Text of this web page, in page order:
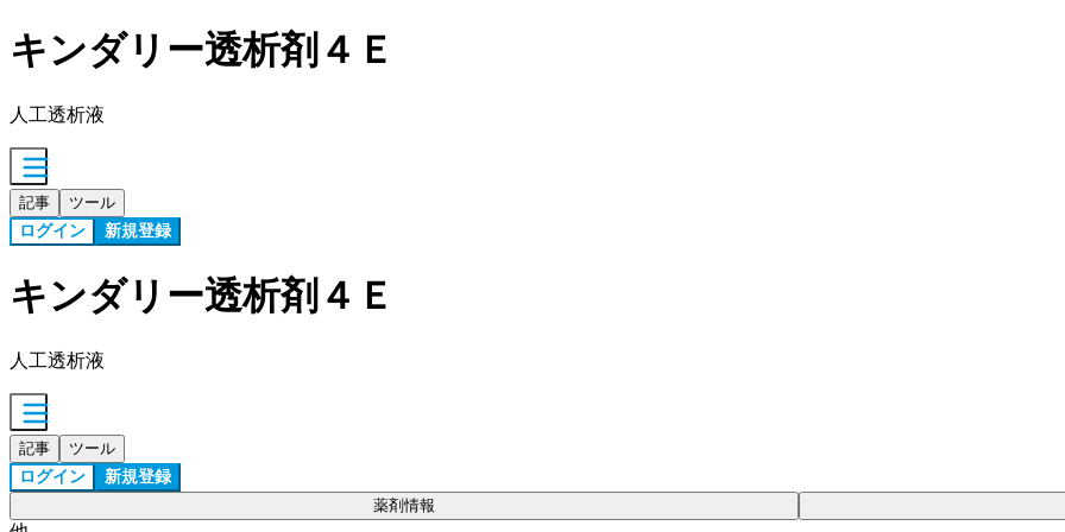
キンダリー透析剤４Ｅ
人工透析液
記事 ツール
ログイン 新規登録
キンダリー透析剤４Ｅ
人工透析液
記事 ツール
ログイン 新規登録
薬剤情報